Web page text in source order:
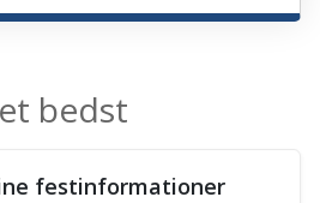
bedst
festinformationer